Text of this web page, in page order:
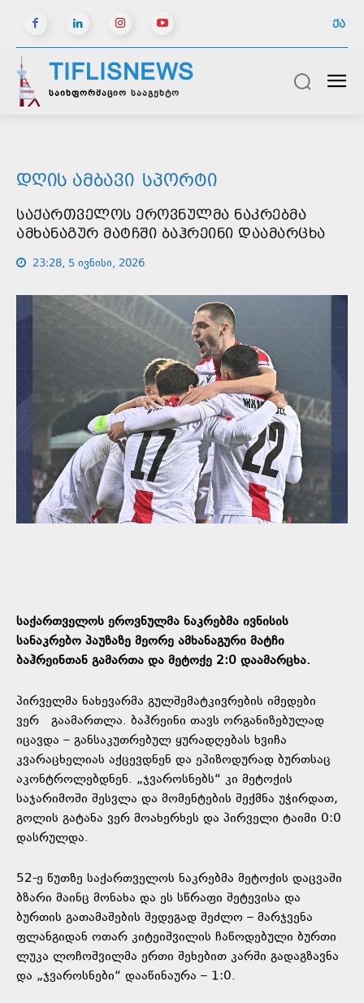
ᲥᲐ
TIFLISNEWS
საინფორმაციო სააგენტო
ᲓᲦᲘᲡ ᲐᲛᲑᲐᲕᲘ ᲡᲞᲝᲠᲢᲘ
ᲡᲐᲥᲐᲠᲗᲕᲔᲚᲝᲡ ᲔᲠᲝᲕᲜᲣᲚᲛᲐ ᲜᲐᲙᲠᲔᲑᲛᲐ
ᲐᲛᲮᲐᲜᲐᲒᲣᲠ ᲛᲐᲢᲩᲨᲘ ᲑᲐᲰᲠᲔᲘᲜᲘ ᲓᲐᲐᲛᲐᲠᲪᲮᲐ
23:28, 5 ივნისი, 2026
საქართველოს ეროვნულმა ნაკრებმა ივნისის
სანაკრებო პაუზაზე მეორე ამხანაგური მატჩი
ბაჰრეინთან გამართა და მეტოქე 2:0 დაამარცხა.
პირველმა ნახევარმა გულშემატკივრების იმედები
ვერ გაამართლა. ბაჰრეინი თავს ორგანიზებულად
იცავდა – განსაკუთრებულ ყურადღებას ხვიჩა
კვარაცხელიას აქცევდნენ და ეპიზოდურად ბურთსაც
აკონტროლებდნენ. „ჯვაროსნებს“ კი მეტოქის
საჯარიმოში შესვლა და მომენტების შექმნა უჭირდათ,
გოლის გატანა ვერ მოახერხეს და პირველი ტაიმი 0:0
დასრულდა.
52-ე წუთზე საქართველოს ნაკრებმა მეტოქის დაცვაში
ბზარი მაინც მონახა და ეს სწრაფი შეტევისა და
ბურთის გათამაშების შედეგად შეძლო – მარჯვენა
ფლანგიდან ოთარ კიტეიშვილის ჩაწოდებული ბურთი
ლუკა ლოჩოშვილმა ერთი შეხებით კარში გადაგზავნა
და „ჯვაროსნები“ დააწინაურა – 1:0.